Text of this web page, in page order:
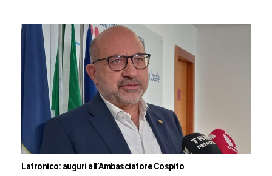
Latronico: auguri all’Ambasciatore Cospito